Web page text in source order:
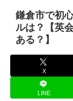
鎌倉市で初
ルは？【英
ある？】
X
LINE